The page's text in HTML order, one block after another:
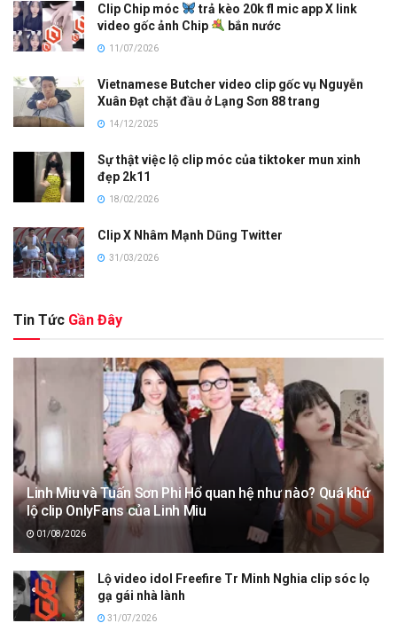
Clip Chip móc
trả kèo 20k fl mic app X link
video gốc ảnh Chip
bắn nước
11/07/2026
Vietnamese Butcher video clip gốc vụ Nguyễn
Xuân Đạt chặt đầu ở Lạng Sơn 88 trang
14/12/2025
Sự thật việc lộ clip móc của tiktoker mun xinh
đẹp 2k11
18/02/2026
Clip X Nhâm Mạnh Dũng Twitter
31/03/2026
Tin Tức Gần Đây
Linh Miu và Tuấn Sơn Phi Hổ quan hệ như nào? Quá khứ
lộ clip OnlyFans của Linh Miu
01/08/2026
Lộ video idol Freefire Tr Minh Nghia clip sóc lọ
gạ gái nhà lành
31/07/2026